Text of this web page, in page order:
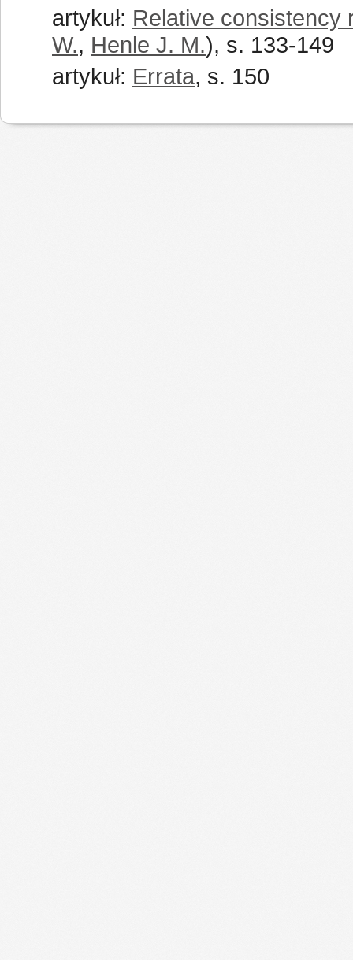
artykuł: Relative consistency
W., Henle J. M.), s. 133-149
artykuł: Errata, s. 150